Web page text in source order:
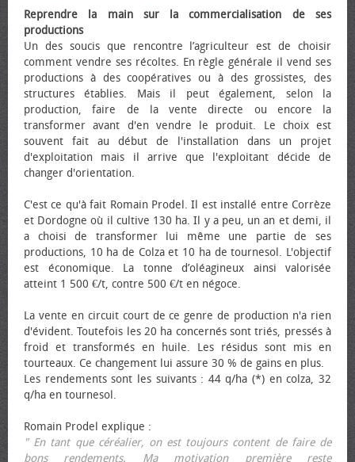
Reprendre la main sur la commercialisation de ses
productions
Un des soucis que rencontre l’agriculteur est de choisir
comment vendre ses récoltes. En règle générale il vend ses
productions à des coopératives ou à des grossistes, des
structures établies. Mais il peut également, selon la
production, faire de la vente directe ou encore la
transformer avant d'en vendre le produit. Le choix est
souvent fait au début de l'installation dans un projet
d'exploitation mais il arrive que l'exploitant décide de
changer d'orientation.
C'est ce qu'à fait Romain Prodel. Il est installé entre Corrèze
et Dordogne où il cultive 130 ha. Il y a peu, un an et demi, il
a choisi de transformer lui même une partie de ses
productions, 10 ha de Colza et 10 ha de tournesol. L'objectif
est économique. La tonne d’oléagineux ainsi valorisée
atteint 1 500 €/t, contre 500 €/t en négoce.
La vente en circuit court de ce genre de production n'a rien
d'évident. Toutefois les 20 ha concernés sont triés, pressés à
froid et transformés en huile. Les résidus sont mis en
tourteaux. Ce changement lui assure 30 % de gains en plus.
Les rendements sont les suivants : 44 q/ha (*) en colza, 32
q/ha en tournesol.
Romain Prodel explique :
" En tant que céréalier, on est toujours content de faire de
bons rendements. Ma motivation première reste